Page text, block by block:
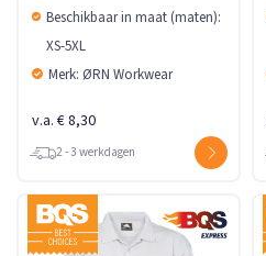
Beschikbaar in maat (maten):
XS-5XL
Merk: ØRN Workwear
v.a. € 8,30
2 - 3 werkdagen